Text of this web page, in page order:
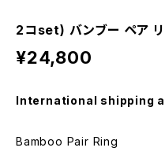
2コset) バンブー ペア
¥24,800
International shipping
Bamboo Pair Ring